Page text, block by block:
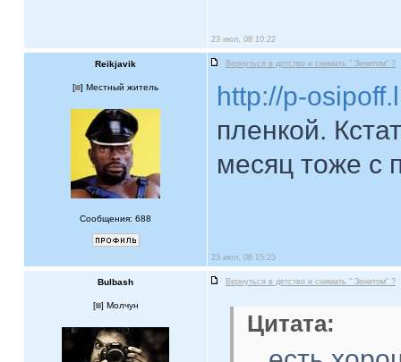
23 июл, 08 10:22
Reikjavik Вернуться в детство и снимать " Зенитом" ?
[ ] Местный житель
Сообщения: 688
http://p-
пленкой.
месяц тоже с
23 июл, 08 15:23
Bulbash Вернуться в детство и снимать " Зенитом" ?
[ ] Молчун
Цитата: